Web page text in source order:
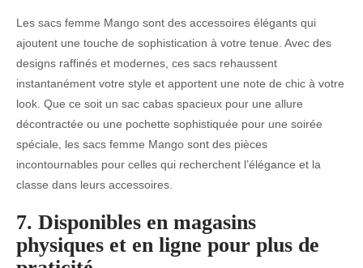
Les sacs femme Mango sont des accessoires élégants qui
ajoutent une touche de sophistication à votre tenue. Avec des
designs raffinés et modernes, ces sacs rehaussent
instantanément votre style et apportent une note de chic à votre
look. Que ce soit un sac cabas spacieux pour une allure
décontractée ou une pochette sophistiquée pour une soirée
spéciale, les sacs femme Mango sont des pièces
incontournables pour celles qui recherchent l’élégance et la
classe dans leurs accessoires.
7. Disponibles en magasins
physiques et en ligne pour plus de